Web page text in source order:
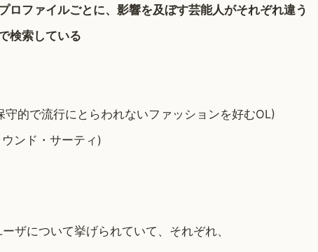
ロファイルごとに、影響を及ぼす芸能人がそれぞれ違う
検索している
守的で流行にとらわれないファッションを好むOL)
ンド・サーティ)
ザについて挙げられていて、それぞれ、